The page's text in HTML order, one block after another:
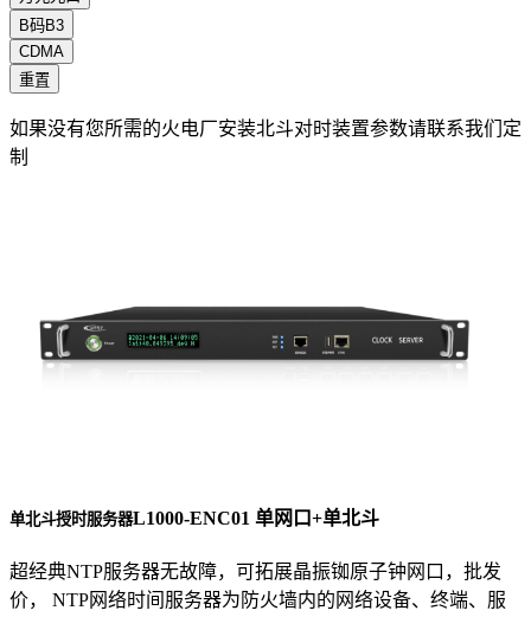
B码B3
CDMA
重置
如果没有您所需的火电厂安装北斗对时装置参数请联系我们定
制
单北斗授时服务器L1000-ENC01 单网口+单北斗
超经典NTP服务器无故障，可拓展晶振铷原子钟网口，批发
价， NTP网络时间服务器为防火墙内的网络设备、终端、服